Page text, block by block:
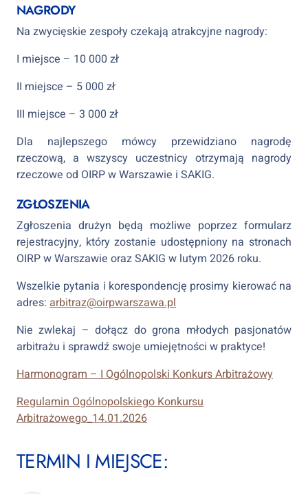
NAGRODY
Na zwycięskie zespoły czekają atrakcyjne nagrody:
I miejsce – 10 000 zł
II miejsce – 5 000 zł
III miejsce – 3 000 zł
Dla najlepszego mówcy przewidziano nagrodę
rzeczową, a wszyscy uczestnicy otrzymają nagrody
rzeczowe od OIRP w Warszawie i SAKIG.
ZGŁOSZENIA
Zgłoszenia drużyn będą możliwe poprzez formularz
rejestracyjny, który zostanie udostępniony na stronach
OIRP w Warszawie oraz SAKIG w lutym 2026 roku.
Wszelkie pytania i korespondencję prosimy kierować na
adres: arbitraz@oirpwarszawa.pl
Nie zwlekaj – dołącz do grona młodych pasjonatów
arbitrażu i sprawdź swoje umiejętności w praktyce!
Harmonogram – I Ogólnopolski Konkurs Arbitrażowy
Regulamin Ogólnopolskiego Konkursu
Arbitrażowego_14.01.2026
TERMIN I MIEJSCE: